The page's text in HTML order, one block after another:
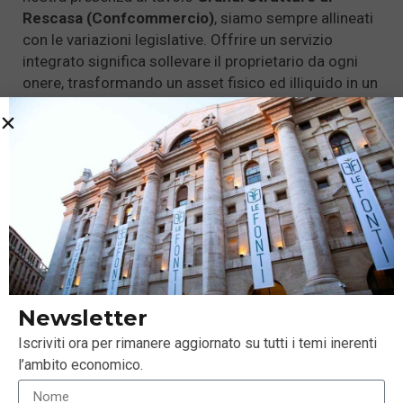
Rescasa (Confcommercio), siamo sempre allineati
con le variazioni legislative. Offrire un servizio
integrato significa sollevare il proprietario da ogni
onere, trasformando un asset fisico ed illiquido in un
investimento finanziario gestito con flessibilità, sia
che si tratti di una singola unità che di interi
4. Guardando ai prossimi anni, quali sono gli
Newsletter
Iscriviti ora per rimanere aggiornato su tutti i temi inerenti
l’ambito economico.